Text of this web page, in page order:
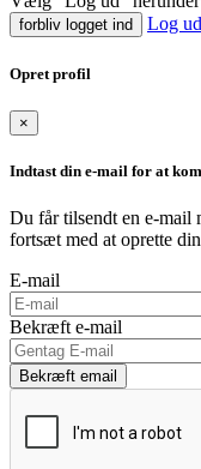
forbliv logget ind Log ud
Opret profil
×
Indtast din e-mail for at
Du får tilsendt en e-mail
fortsæt med at oprette
E-mail
Bekræft e-mail
Bekræft email